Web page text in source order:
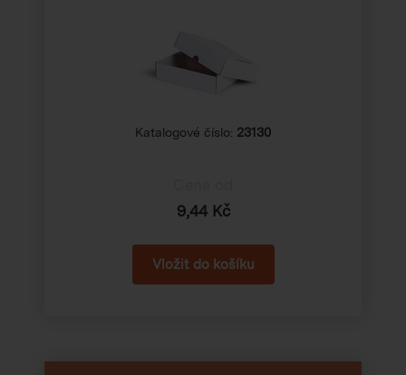
Katalogové číslo: 23130
9,44 Kč